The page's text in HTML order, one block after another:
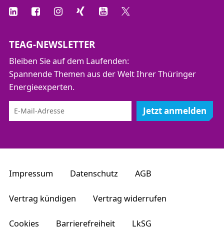
TEAG-NEWSLETTER
Bleiben Sie auf dem Laufenden:
Spannende Themen aus der Welt Ihrer Thüringer
Energieexperten.
Jetzt anmelden
Impressum Datenschutz AGB
Vertrag kündigen Vertrag widerrufen
Cookies Barrierefreiheit LkSG